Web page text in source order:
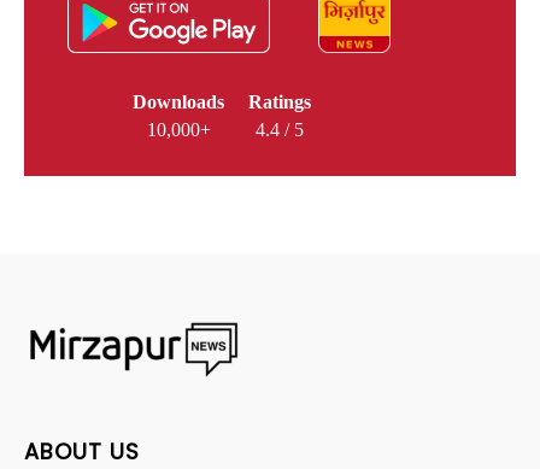
Downloads
10,000+
Ratings
4.4 / 5
ABOUT US